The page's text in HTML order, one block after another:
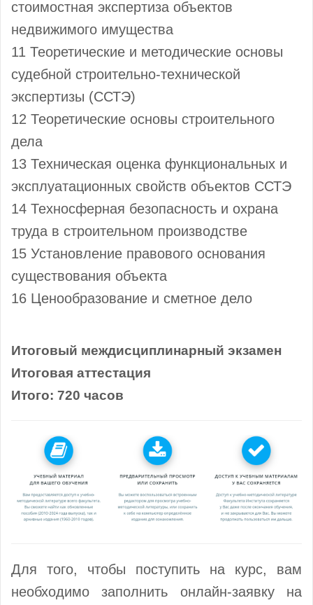
стоимостная экспертиза объектов
недвижимого имущества
11 Теоретические и методические основы
судебной строительно-технической
экспертизы (ССТЭ)
12 Теоретические основы строительного
дела
13 Техническая оценка функциональных и
эксплуатационных свойств объектов ССТЭ
14 Техносферная безопасность и охрана
труда в строительном производстве
15 Установление правового основания
существования объекта
16 Ценообразование и сметное дело
Итоговый междисциплинарный экзамен
Итоговая аттестация
Итого: 720 часов
Для того, чтобы поступить на курс, вам
необходимо заполнить онлайн-заявку на